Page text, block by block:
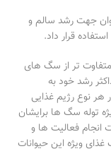
کیلوگرم را می توان جهت رشد سالم و
قرار داد.
تر از سگ های
رشد خود به
هر نوع رژیم غذایی
توله سگ ها برایشان
انجام فعالیت ها و
غذای ویژه این حیوانات